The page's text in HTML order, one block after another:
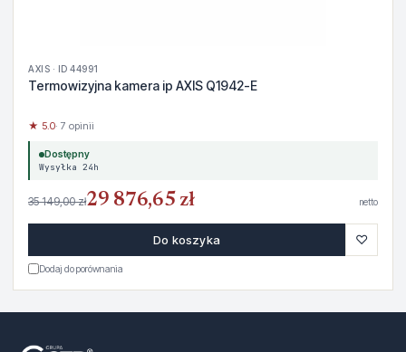
AXIS · ID 44991
Termowizyjna kamera ip AXIS Q1942-E
★ 5.0· 7 opinii
Dostępny
Wysyłka 24h
35 149,00 zł29 876,65 zł netto
Do koszyka ♡
Dodaj do porównania